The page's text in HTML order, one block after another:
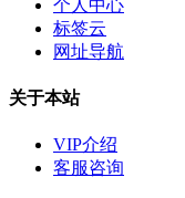
个人中心
标签云
网址导航
关于本站
VIP介绍
客服咨询